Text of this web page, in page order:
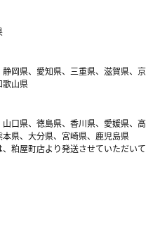
岡県、愛知県、三重県、滋賀県、京
歌山県
口県、徳島県、香川県、愛媛県、高
県、大分県、宮崎県、鹿児島県
粕屋町店より発送させていただいて